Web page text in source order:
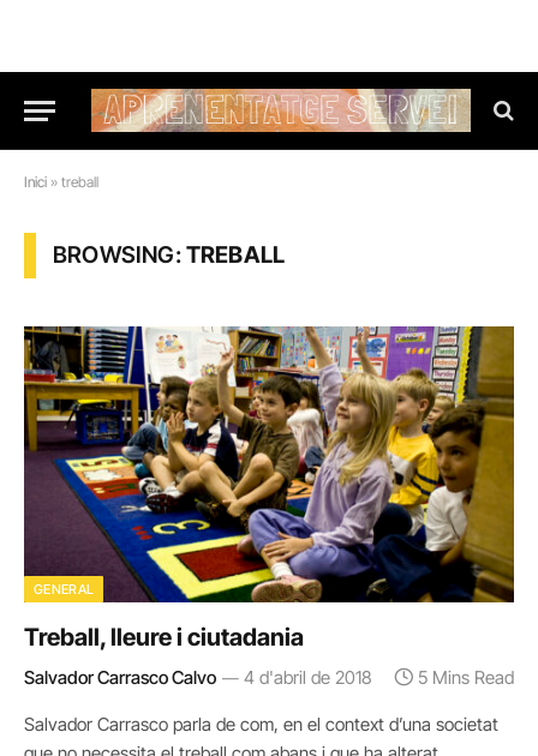
Inici » treball
BROWSING:TREBALL
GENERAL
Treball, lleure i ciutadania
Salvador Carrasco Calvo 4 d'abril de 2018 5 Mins Read
Salvador Carrasco parla de com, en el context d’una societat